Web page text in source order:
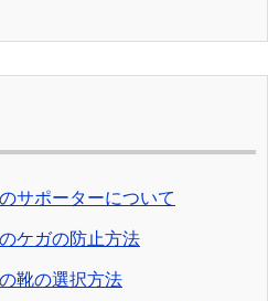
サポーターについて
ケガの防止方法
靴の選択方法